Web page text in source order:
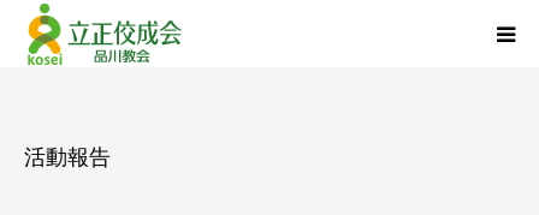
活動報告
『退任のご挨拶』